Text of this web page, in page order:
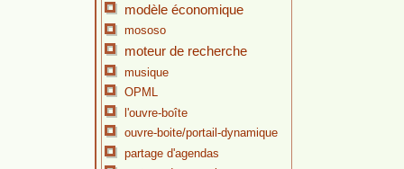
modèle économique
mososo
moteur de recherche
musique
OPML
l'ouvre-boîte
ouvre-boite/portail-dynamique
partage d'agendas